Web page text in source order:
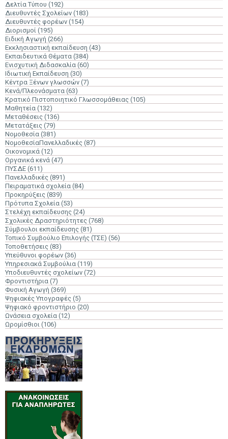
Δελτία Τύπου (192)
Διευθυντές Σχολείων (183)
Διευθυντές φορέων (154)
Διορισμοί (195)
Ειδική Αγωγή (266)
Εκκλησιαστική εκπαίδευση (43)
Εκπαιδευτικά Θέματα (384)
Ενισχυτική Διδασκαλία (60)
Ιδιωτική Εκπαίδευση (30)
Κέντρα Ξένων γλωσσών (7)
Κενά/Πλεονάσματα (63)
Κρατικό Πιστοποιητικό Γλωσσομάθειας (105)
Μαθητεία (132)
Μεταθέσεις (136)
Μετατάξεις (79)
Νομοθεσία (381)
ΝομοθεσίαΠανελλαδικές (87)
Οικονομικά (12)
Οργανικά κενά (47)
ΠΥΣΔΕ (611)
Πανελλαδικές (891)
Πειραματικά σχολεία (84)
Προκηρύξεις (839)
Πρότυπα Σχολεία (53)
Στελέχη εκπαίδευσης (24)
Σχολικές Δραστηριότητες (768)
Σύμβουλοι εκπαίδευσης (81)
Τοπικό Συμβούλιο Επιλογής (ΤΣΕ) (56)
Τοποθετήσεις (83)
Υπεύθυνοι φορέων (36)
Υπηρεσιακά Συμβούλια (119)
Υποδιευθυντές σχολείων (72)
Φροντιστήρια (7)
Φυσική Αγωγή (369)
Ψηφιακές Υπογραφές (5)
Ψηφιακό φροντιστήριο (20)
Ωνάσεια σχολεία (12)
Ωρομίσθιοι (106)